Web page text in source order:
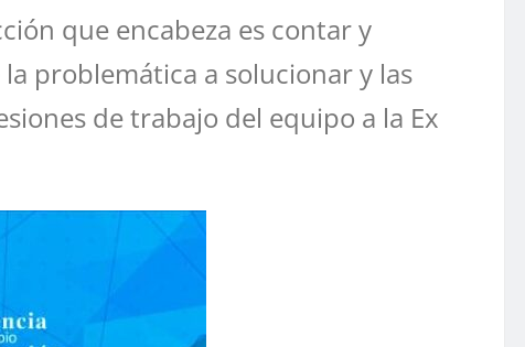
que encabeza es contar y
problemática a solucionar y las
de trabajo del equipo a la Ex